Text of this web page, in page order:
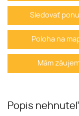
Sledovať
Poloha na
Mám
Popis